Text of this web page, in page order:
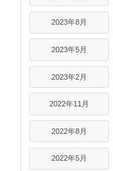
2023年8月
2023年5月
2023年2月
2022年11月
2022年8月
2022年5月